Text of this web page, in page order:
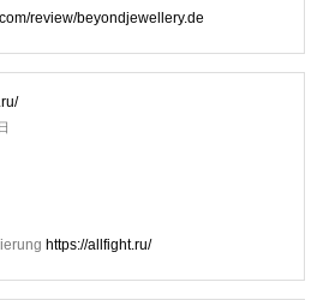
review/beyondjewellery.de
https://allfight.ru/